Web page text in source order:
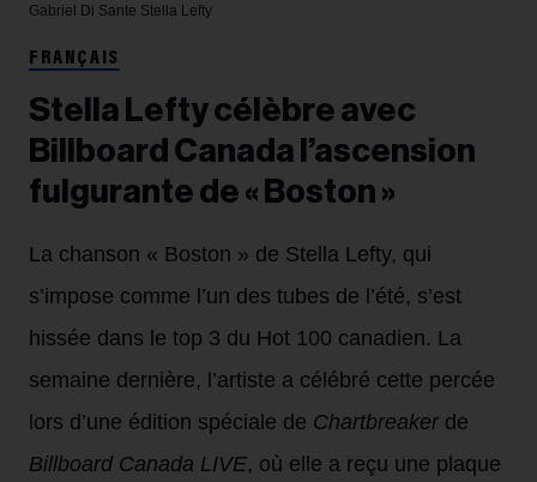
Gabriel Di Sante Stella Lefty
FRANÇAIS
Stella Lefty célèbre avec
Billboard Canada l’ascension
fulgurante de « Boston »
La chanson « Boston » de Stella Lefty, qui
s’impose comme l’un des tubes de l’été, s’est
hissée dans le top 3 du Hot 100 canadien. La
semaine dernière, l’artiste a célébré cette percée
lors d’une édition spéciale de Chartbreaker de
Billboard Canada LIVE, où elle a reçu une plaque